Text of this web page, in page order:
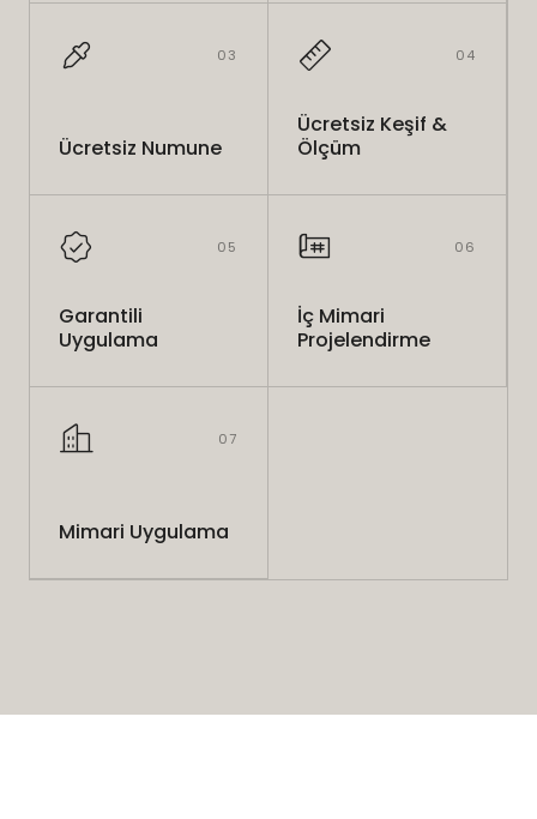
03
Ücretsiz Numune
04
Ücretsiz Keşif &
Ölçüm
05
Garantili
Uygulama
06
İç Mimari
Projelendirme
07
Mimari Uygulama